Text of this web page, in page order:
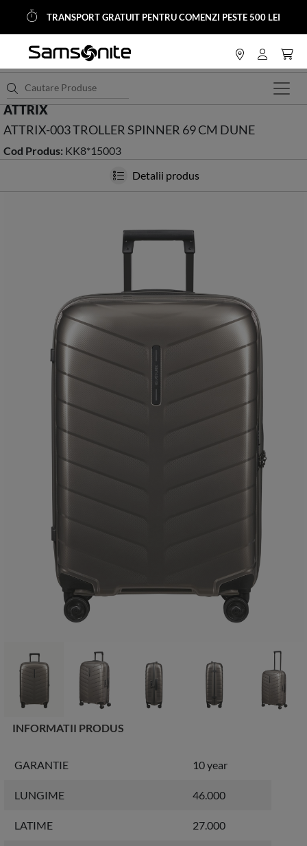
TRANSPORT GRATUIT PENTRU COMENZI PESTE 500 LEI
<HOME
ATTRIX
ATTRIX-003 TROLLER SPINNER 69 CM DUNE
Cod Produs: KK8*15003
Detalii produs
INFORMATII PRODUS
GARANTIE 10 year
LUNGIME 46.000
LATIME 27.000